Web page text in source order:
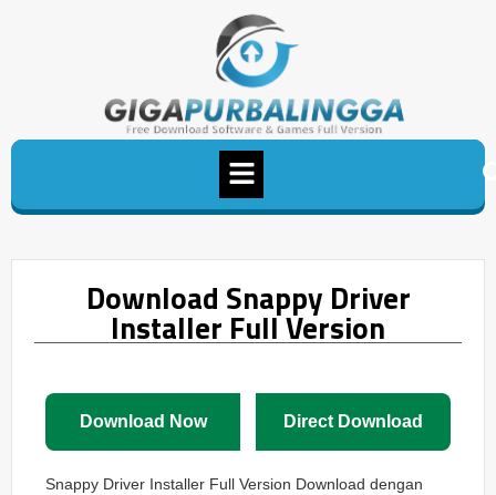
Download Snappy Driver
Installer Full Version
Download Now Direct Download
Snappy Driver Installer Full Version Download dengan